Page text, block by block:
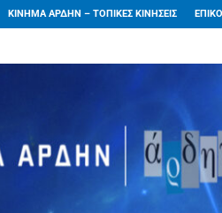
ΚΙΝΗΜΑ ΑΡΔΗΝ – ΤΟΠΙΚΕΣ ΚΙΝΗΣΕΙΣ